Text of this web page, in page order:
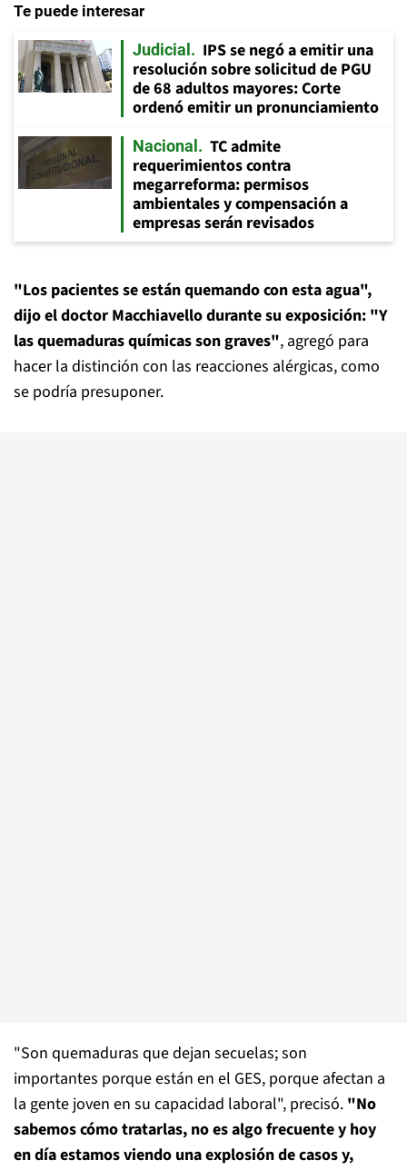
Te puede interesar
Judicial
IPS se negó a emitir una
resolución sobre solicitud de PGU
de 68 adultos mayores: Corte
ordenó emitir un pronunciamiento
Nacional
TC admite
requerimientos contra
megarreforma: permisos
ambientales y compensación a
empresas serán revisados
"Los pacientes se están quemando con esta agua",
dijo el doctor Macchiavello durante su exposición: "Y
las quemaduras químicas son graves", agregó para
hacer la distinción con las reacciones alérgicas, como
se podría presuponer.
"Son quemaduras que dejan secuelas; son
importantes porque están en el GES, porque afectan a
la gente joven en su capacidad laboral", precisó. "No
sabemos cómo tratarlas, no es algo frecuente y hoy
en día estamos viendo una explosión de casos y,